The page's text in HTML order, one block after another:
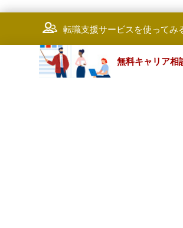
転職支援サービスを使ってみ
無料キャリア相